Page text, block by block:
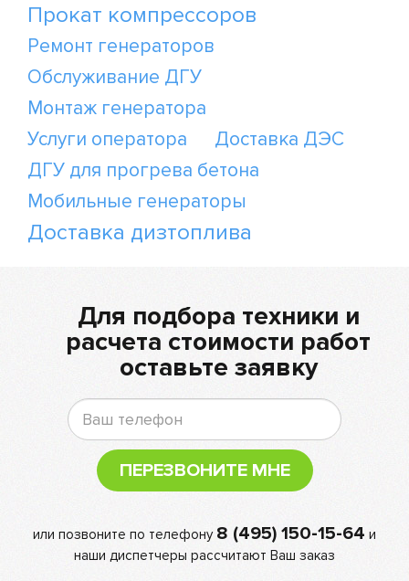
Прокат компрессоров
Ремонт генераторов
Обслуживание ДГУ
Монтаж генератора
Услуги оператора
Доставка ДЭС
ДГУ для прогрева бетона
Мобильные генераторы
Доставка дизтоплива
Для подбора техники и
расчета стоимости работ
оставьте заявку
ПЕРЕЗВОНИТЕ МНЕ
или позвоните по телефону 8 (495) 150-15-64 и
наши диспетчеры рассчитают Ваш заказ